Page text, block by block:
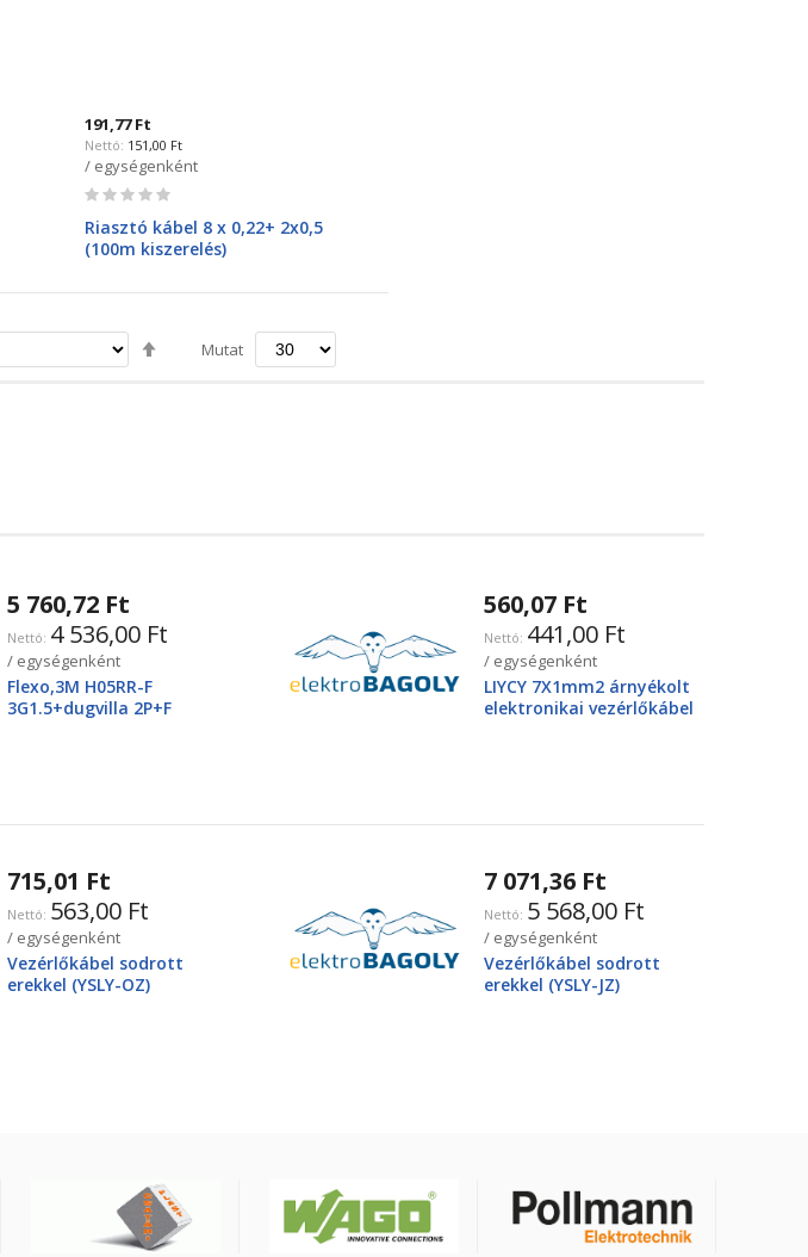
191,77 Ft
151,00 Ft
/ egységenként
Rating:
Riasztó kábel 8 x 0,22+ 2x0,5
(100m kiszerelés)
Csökkenő
Mutat
5 760,72 Ft
4 536,00 Ft
/ egységenként
Flexo,3M H05RR-F
3G1.5+dugvilla 2P+F
560,07 Ft
441,00 Ft
/ egységenként
LIYCY 7X1mm2 árnyékolt
elektronikai vezérlőkábel
715,01 Ft
563,00 Ft
/ egységenként
Vezérlőkábel sodrott
erekkel (YSLY-OZ)
7 071,36 Ft
5 568,00 Ft
/ egységenként
Vezérlőkábel sodrott
erekkel (YSLY-JZ)